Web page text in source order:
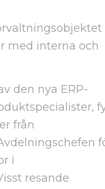
med interna och
den nya ERP-
från
i
resande